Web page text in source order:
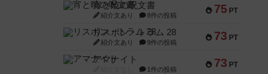
75 PT
宵と暁の呪文書
紹介文あり 8件の投稿
73 PT
リスボン・トラム 28
紹介文あり 9件の投稿
73 PT
アマナイト
1件の投稿